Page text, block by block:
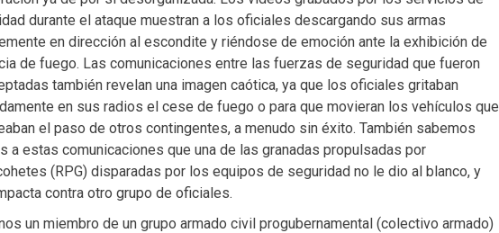
durante el ataque muestran a los oficiales descargando sus armas
en dirección al escondite y riéndose de emoción ante la exhibición de
de fuego. Las comunicaciones entre las fuerzas de seguridad que fueron
también revelan una imagen caótica, ya que los oficiales gritaban
en sus radios el cese de fuego o para que movieran los vehículos que
el paso de otros contingentes, a menudo sin éxito. También sabemos
a estas comunicaciones que una de las granadas propulsadas por
(RPG) disparadas por los equipos de seguridad no le dio al blanco, y
contra otro grupo de oficiales.
un miembro de un grupo armado civil progubernamental (colectivo armado)